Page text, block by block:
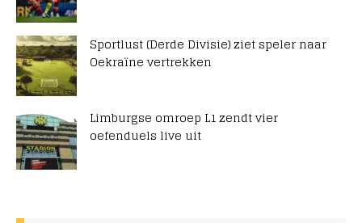
Sportlust (Derde Divisie) ziet speler naar
Oekraïne vertrekken
Limburgse omroep L1 zendt vier
oefenduels live uit